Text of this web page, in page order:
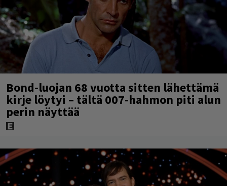
Bond-luojan 68 vuotta sitten lähettämä
kirje löytyi – tältä 007-hahmon piti alun
perin näyttää